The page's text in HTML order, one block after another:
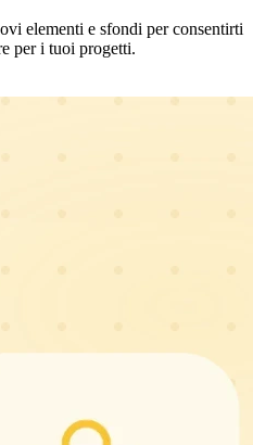
elementi e sfondi per consentirti
per i tuoi progetti.